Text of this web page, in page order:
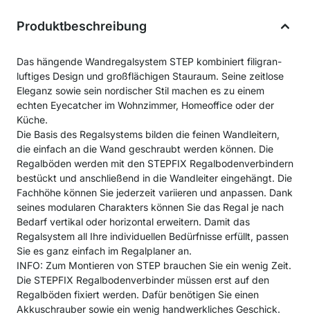
Produktbeschreibung
Das hängende Wandregalsystem STEP kombiniert filigran-
luftiges Design und großflächigen Stauraum. Seine zeitlose
Eleganz sowie sein nordischer Stil machen es zu einem
echten Eyecatcher im Wohnzimmer, Homeoffice oder der
Küche.
Die Basis des Regalsystems bilden die feinen Wandleitern,
die einfach an die Wand geschraubt werden können. Die
Regalböden werden mit den STEPFIX Regalbodenverbindern
bestückt und anschließend in die Wandleiter eingehängt. Die
Fachhöhe können Sie jederzeit variieren und anpassen. Dank
seines modularen Charakters können Sie das Regal je nach
Bedarf vertikal oder horizontal erweitern. Damit das
Regalsystem all Ihre individuellen Bedürfnisse erfüllt, passen
Sie es ganz einfach im Regalplaner an.
INFO: Zum Montieren von STEP brauchen Sie ein wenig Zeit.
Die STEPFIX Regalbodenverbinder müssen erst auf den
Regalböden fixiert werden. Dafür benötigen Sie einen
Akkuschrauber sowie ein wenig handwerkliches Geschick.